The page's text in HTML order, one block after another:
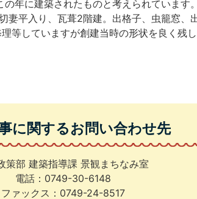
年に建築されたものと考えられています。
妻平入り、瓦葺2階建。出格子、虫籠窓、
等していますが創建当時の形状を良く残し
に関するお問い合わせ先
策部 建築指導課 景観まちなみ室
電話：0749-30-6148
ファックス：0749-24-8517